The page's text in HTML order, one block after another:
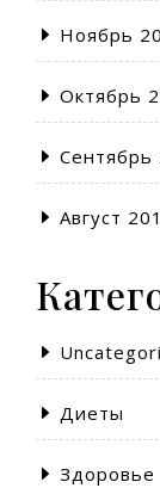
Ноябрь
Октябрь
Сентябрь
Август
Диеты
Здоровье